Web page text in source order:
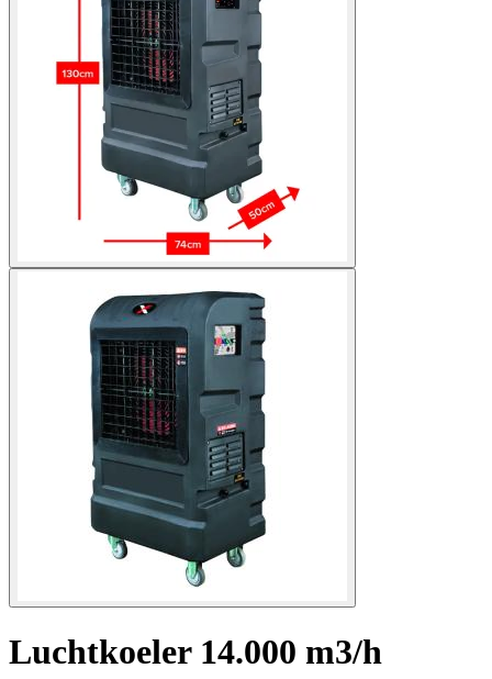
Luchtkoeler 14.000 m3/h